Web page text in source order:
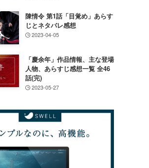
陳情令 第1話「目覚め」あらす
じとネタバレ感想
2023-04-05
「慶余年」作品情報、主な登場
人物、あらすじ感想一覧 全46
話(完)
2023-05-27